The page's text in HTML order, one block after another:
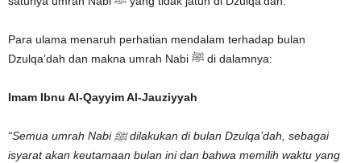
Para ulama menaruh perhatian mendalam terhadap bulan
Dzulqa’dah dan makna umrah Nabi ﷺ di dalamnya:
Imam Ibnu Al-Qayyim Al-Jauziyyah
“Semua umrah Nabi ﷺ dilakukan di bulan Dzulqa’dah, sebagai
isyarat akan keutamaan bulan ini dan bahwa memilih waktu yang